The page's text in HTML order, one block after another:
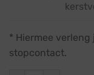
Laagspanning
kerstverlichting
* Hiermee
stopcontact.